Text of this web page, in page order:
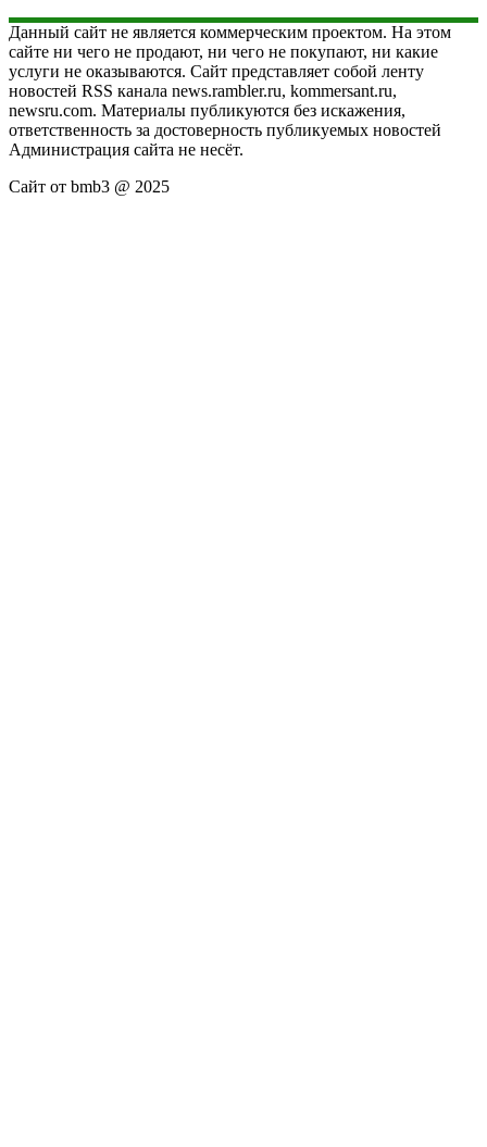
Данный сайт не является коммерческим проектом. На этом
сайте ни чего не продают, ни чего не покупают, ни какие
услуги не оказываются. Сайт представляет собой ленту
новостей RSS канала news.rambler.ru, kommersant.ru,
newsru.com. Материалы публикуются без искажения,
ответственность за достоверность публикуемых новостей
Администрация сайта не несёт.
Сайт от bmb3 @ 2025